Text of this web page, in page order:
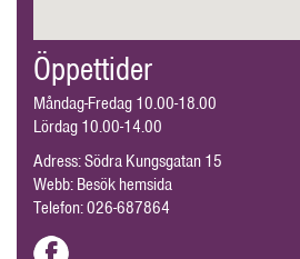
Öppettider
Måndag-Fredag 10.00-18.00
Lördag 10.00-14.00
Adress: Södra Kungsgatan 15
Webb:Besök hemsida
Telefon:026-687864